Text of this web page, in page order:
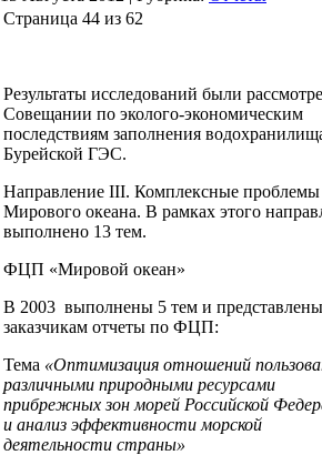
Страница 44 из 62
Результаты исследований были
Совещании по эколого-экономическим
последствиям заполнения
Бурейской ГЭС.
Направление III. Комплексные проблемы
Мирового океана. В рамках этого
выполнено 13 тем.
ФЦП «Мировой океан»
В 2003 выполнены 5 тем и представлены
заказчикам отчеты по ФЦП:
Тема «Оптимизация отношений
различными природными ресурсами
прибрежных зон морей Российской
и анализ эффективности морской
деятельности страны»